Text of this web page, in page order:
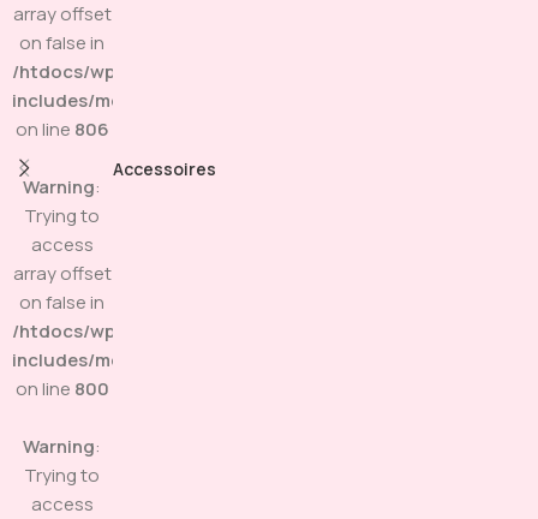
array offset
on false in
/htdocs/wp-
includes/media.php
on line 806
Warning:
Trying to
access
array offset
on false in
/htdocs/wp-
includes/media.php
on line 800
Warning:
Trying to
access
Accessoires